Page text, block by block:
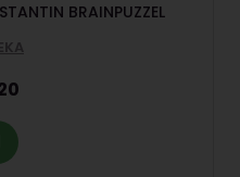
BRAINPUZZEL